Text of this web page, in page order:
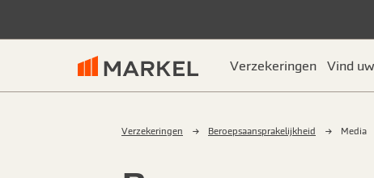
Verzekeringen Vind
Verzekeringen Beroeps­aansprakelijkheid Media